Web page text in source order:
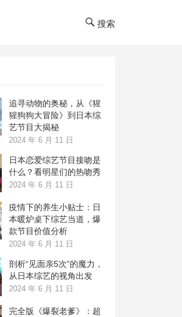
搜索
追寻动物的奥秘，从《猩
猩狗狗大冒险》到日本综
艺节目大揭秘
2024 年 6 月 11 日
日本恋爱综艺节目接吻是
什么？看明星们的热吻秀
2024 年 6 月 11 日
疫情下的养生小贴士：日
本暖炉桌下综艺当道，爆
款节目价值分析
2024 年 6 月 11 日
剖析“见面亲5次”的魔力，
从日本综艺的视角出发
2024 年 6 月 11 日
完全版《爆裂老爹》：超